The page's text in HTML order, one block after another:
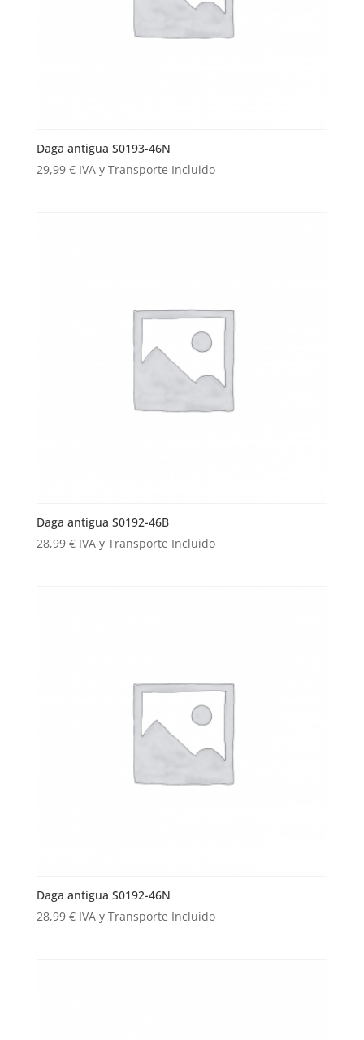
Daga antigua S0193-46N
29,99 € IVA y Transporte Incluido
Daga antigua S0192-46B
28,99 € IVA y Transporte Incluido
Daga antigua S0192-46N
28,99 € IVA y Transporte Incluido